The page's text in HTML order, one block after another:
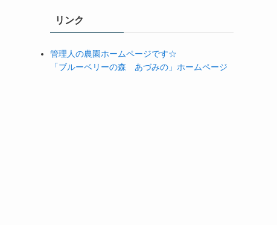
リンク
管理人の農園ホームページです☆
「ブルーベリーの森 あづみの」ホームページ